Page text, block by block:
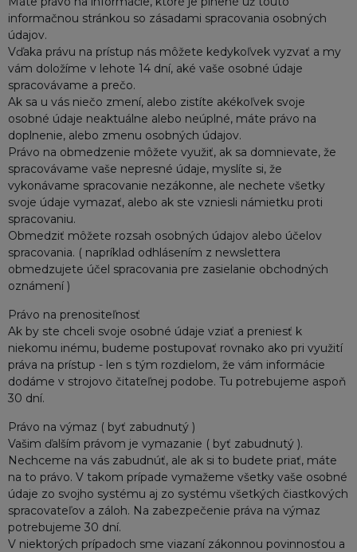
informačnou stránkou so zásadami spracovania osobných
údajov.
Vďaka právu na prístup nás môžete kedykoľvek vyzvať a my
vám doložíme v lehote 14 dní, aké vaše osobné údaje
spracovávame a prečo.
Ak sa u vás niečo zmení, alebo zistíte akékoľvek svoje
osobné údaje neaktuálne alebo neúplné, máte právo na
doplnenie, alebo zmenu osobných údajov.
Právo na obmedzenie môžete využiť, ak sa domnievate, že
spracovávame vaše nepresné údaje, myslíte si, že
vykonávame spracovanie nezákonne, ale nechete všetky
svoje údaje vymazať, alebo ak ste vzniesli námietku proti
spracovaniu.
Obmedziť môžete rozsah osobných údajov alebo účelov
spracovania. ( napríklad odhlásením z newslettera
obmedzujete účel spracovania pre zasielanie obchodných
oznámení )
Právo na prenositeľnosť
Ak by ste chceli svoje osobné údaje vziať a preniesť k
niekomu inému, budeme postupovať rovnako ako pri využití
práva na prístup - len s tým rozdielom, že vám informácie
dodáme v strojovo čitateľnej podobe. Tu potrebujeme aspoň
30 dní.
Právo na výmaz ( byť zabudnutý )
Vašim ďalším právom je vymazanie ( byť zabudnutý ).
Nechceme na vás zabudnúť, ale ak si to budete priať, máte
na to právo. V takom prípade vymažeme všetky vaše osobné
údaje zo svojho systému aj zo systému všetkých čiastkových
spracovateľov a záloh. Na zabezpečenie práva na výmaz
potrebujeme 30 dní.
V niektorých prípadoch sme viazaní zákonnou povinnosťou a